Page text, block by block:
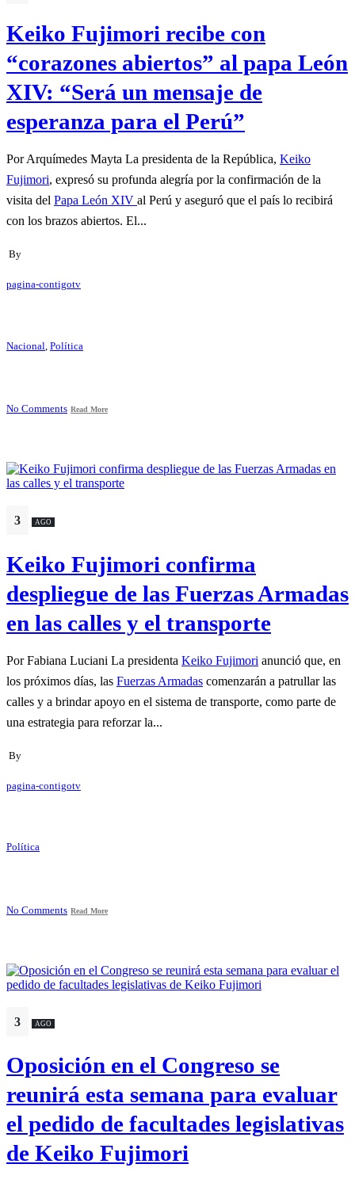
Keiko Fujimori recibe con
“corazones abiertos” al papa León
XIV: “Será un mensaje de
esperanza para el Perú”
Por Arquímedes Mayta La presidenta de la República, Keiko
Fujimori, expresó su profunda alegría por la confirmación de la
visita del Papa León XIV al Perú y aseguró que el país lo recibirá
con los brazos abiertos. El...
By
pagina-contigotv
Nacional Política
No Comments Read More
3 AGO
Keiko Fujimori confirma
despliegue de las Fuerzas Armadas
en las calles y el transporte
Por Fabiana Luciani La presidenta Keiko Fujimori anunció que, en
los próximos días, las Fuerzas Armadas comenzarán a patrullar las
calles y a brindar apoyo en el sistema de transporte, como parte de
una estrategia para reforzar la...
By
pagina-contigotv
Política
No Comments Read More
3 AGO
Oposición en el Congreso se
reunirá esta semana para evaluar
el pedido de facultades legislativas
de Keiko Fujimori